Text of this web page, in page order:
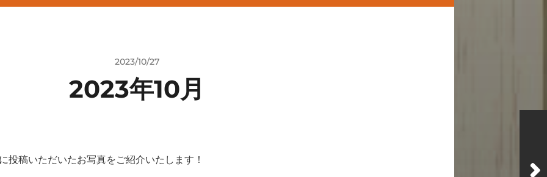
2023/10/27
2023年10月
投稿いただいたお写真をご紹介いたします！